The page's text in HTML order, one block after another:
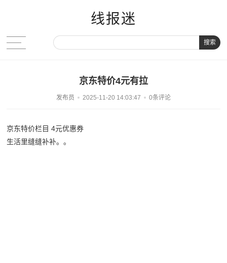
线报迷
搜索
京东特价4元有拉
发布员 2025-11-20 14:03:47 0条评论
京东特价栏目 4元优惠券
生活里缝缝补补。。